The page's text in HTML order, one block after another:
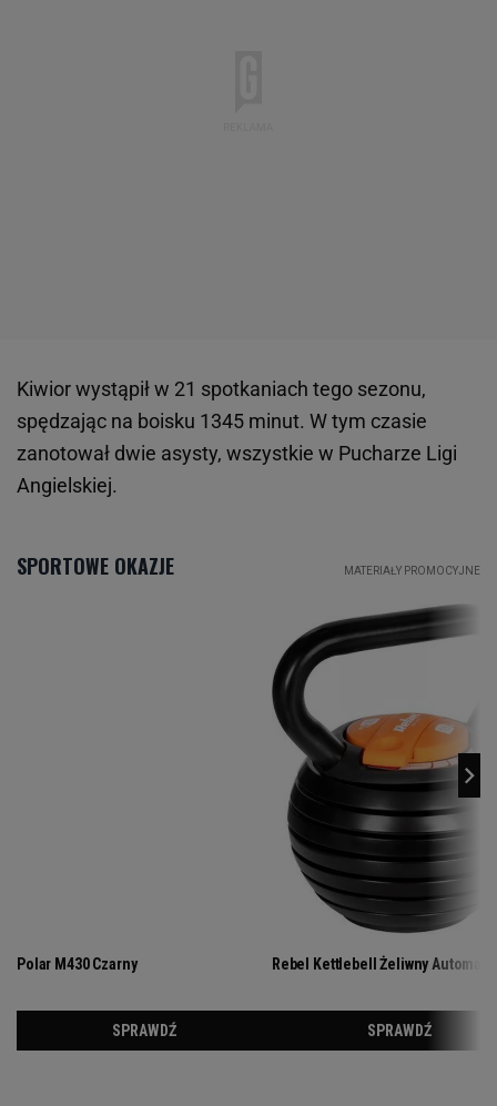
Kiwior wystąpił w 21 spotkaniach tego sezonu,
spędzając na boisku 1345 minut. W tym czasie
zanotował dwie asysty, wszystkie w Pucharze Ligi
Angielskiej.